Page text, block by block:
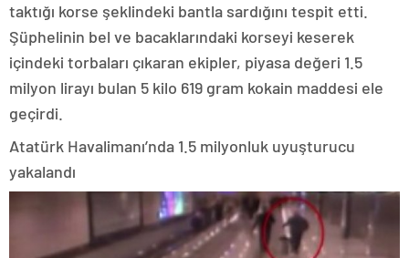
taktığı korse şeklindeki bantla sardığını tespit etti.
Şüphelinin bel ve bacaklarındaki korseyi keserek
içindeki torbaları çıkaran ekipler, piyasa değeri 1.5
milyon lirayı bulan 5 kilo 619 gram kokain maddesi ele
geçirdi.
Atatürk Havalimanı’nda 1.5 milyonluk uyuşturucu
yakalandı